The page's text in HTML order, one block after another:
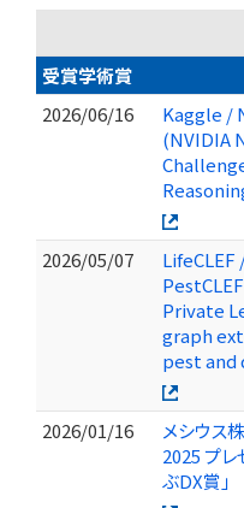
受賞学術賞
2026/06/16
Kaggle /
(NVIDIA
2026/05/07
LifeCLEF
Private
graph
pest and
2026/01/16
メシウス
2025 プレ
ぶDX賞」